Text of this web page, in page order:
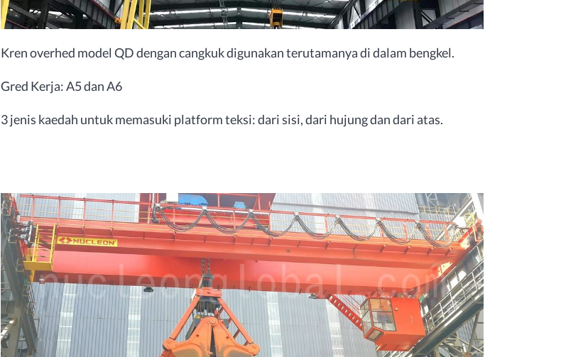
Kren overhed model QD dengan cangkuk digunakan terutamanya di dalam bengkel.
Gred Kerja: A5 dan A6
3 jenis kaedah untuk memasuki platform teksi: dari sisi, dari hujung dan dari atas.